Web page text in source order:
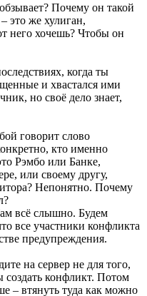
Почему он такой
это же хулиган,
него хочешь? Чтобы он
когда ты
и хвастался ими
но своё дело знает,
говорит слово
кто именно
Рэмбо или Банке,
или своему другу,
Непонятно. Почему
всё слышно. Будем
все участники конфликта
предупреждения.
на сервер не для того,
создать конфликт. Потом
– втянуть туда как можно